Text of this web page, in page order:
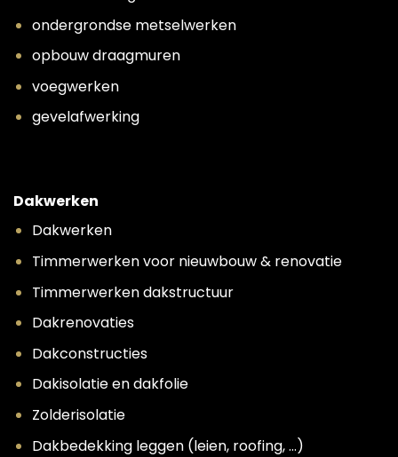
ondergrondse metselwerken
opbouw draagmuren
voegwerken
gevelafwerking
Dakwerken
Dakwerken
Timmerwerken voor nieuwbouw & renovatie
Timmerwerken dakstructuur
Dakrenovaties
Dakconstructies
Dakisolatie en dakfolie
Zolderisolatie
Dakbedekking leggen (leien, roofing, …)